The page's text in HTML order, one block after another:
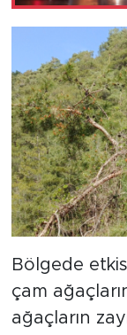
Bölgede
çam
ağaçların